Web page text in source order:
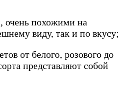
очень похожими на
виду, так и по вкусу;
от белого, розового до
представляют собой